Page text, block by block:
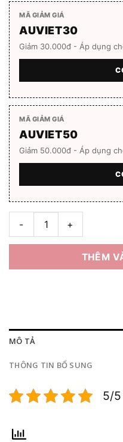
MÃ GIẢM GIÁ
AUVIET30
Giảm 30.000đ - Áp dụng
MÃ GIẢM GIÁ
AUVIET50
Giảm 50.000đ - Áp dụng
Tròng kính siêu chống
THÊM
MÔ TẢ
THÔNG TIN BỔ SUNG
5/5